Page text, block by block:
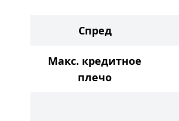
Спред
Макс. кредитное
плечо